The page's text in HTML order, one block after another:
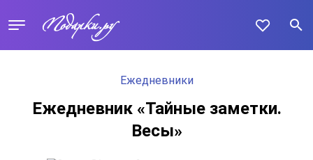
Ежедневники
Ежедневник «Тайные заметки.
Весы»